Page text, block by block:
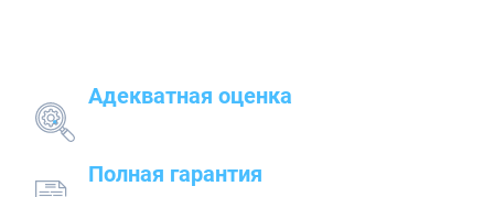
Адекватная оценка
Полная гарантия